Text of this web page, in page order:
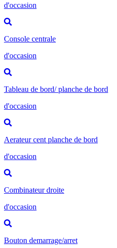
d'occasion
Console centrale
d'occasion
Tableau de bord/ planche de bord
d'occasion
Aerateur cent planche de bord
d'occasion
Combinateur droite
d'occasion
Bouton demarrage/arret